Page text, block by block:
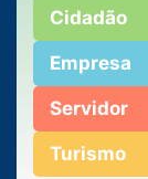
Cidadão
Empresa
Servidor
Turismo